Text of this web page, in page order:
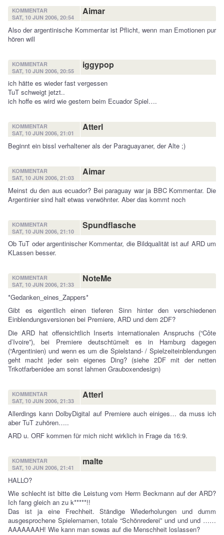
KOMMENTAR
SAT, 10 JUN 2006, 20:54
Aimar
Also der argentinische Kommentar ist Pflicht, wenn man Emotionen pur
hören will
KOMMENTAR
SAT, 10 JUN 2006, 20:55
iggypop
ich hätte es wieder fast vergessen
TuT schweigt jetzt..
ich hoffe es wird wie gestern beim Ecuador Spiel….
KOMMENTAR
SAT, 10 JUN 2006, 21:01
Atterl
Beginnt ein bissl verhaltener als der Paraguayaner, der Alte ;)
KOMMENTAR
SAT, 10 JUN 2006, 21:03
Aimar
Meinst du den aus ecuador? Bei paraguay war ja BBC Kommentar. Die
Argentinier sind halt etwas verwöhnter. Aber das kommt noch
KOMMENTAR
SAT, 10 JUN 2006, 21:10
Spundflasche
Ob TuT oder argentinischer Kommentar, die Bildqualität ist auf ARD um
KLassen besser.
KOMMENTAR
SAT, 10 JUN 2006, 21:33
NoteMe
*Gedanken_eines_Zappers*
Gibt es eigentlich einen tieferen Sinn hinter den verschiedenen
Einblendungsversionen bei Premiere, ARD und dem 2DF?
Die ARD hat offensichtlich Inserts internationalen Anspruchs (“Côte
d’Ivoire”), bei Premiere deutschtümelt es in Hamburg dagegen
(“Argentinien) und wenn es um die Spielstand- / Spielzeiteinblendungen
geht macht jeder sein eigenes Ding? (siehe 2DF mit der netten
Trikotfarbenidee am sonst lahmen Grauboxendesign)
KOMMENTAR
SAT, 10 JUN 2006, 21:33
Atterl
Allerdings kann DolbyDigital auf Premiere auch einiges… da muss ich
aber TuT zuhören…..
ARD u. ORF kommen für mich nicht wirklich in Frage da 16:9.
KOMMENTAR
SAT, 10 JUN 2006, 21:41
malte
HALLO?
Wie schlecht ist bitte die Leistung vom Herrn Beckmann auf der ARD?
Ich fang gleich an zu k*****!!
Das ist ja eine Frechheit. Ständige Wiederholungen und dumm
ausgesprochene Spielernamen, totale “Schönrederei” und und und ……
AAAAAAAH! Wie kann man sowas auf die Menschheit loslassen?